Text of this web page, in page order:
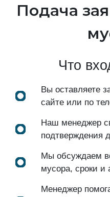
Подача
Что
Вы оставляете
сайте или по
Наш менеджер
подтверждения
Мы обсуждаем
мусора, сроки и
Менеджер